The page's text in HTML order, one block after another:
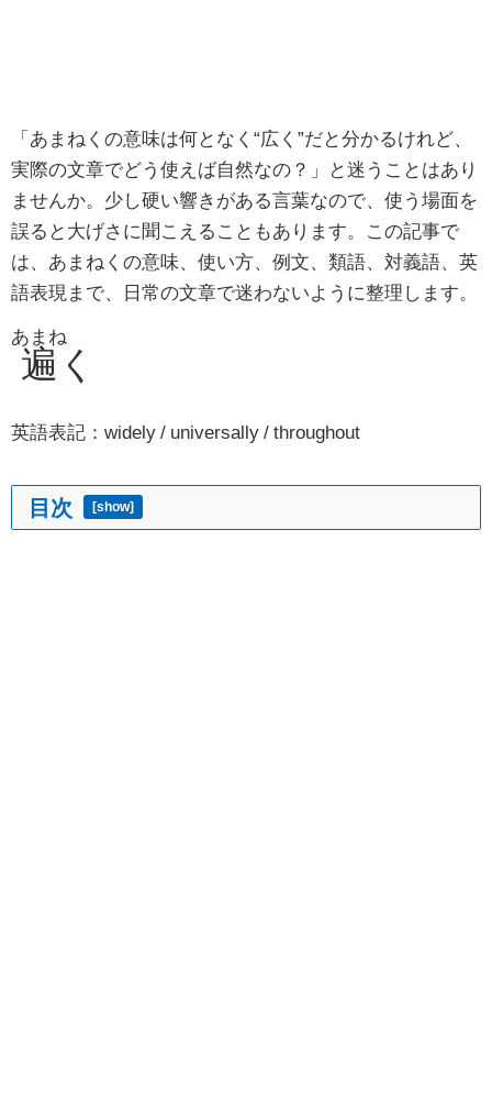
「あまねくの意味は何となく“広く”だと分かるけれど、
実際の文章でどう使えば自然なの？」と迷うことはあり
ませんか。少し硬い響きがある言葉なので、使う場面を
誤ると大げさに聞こえることもあります。この記事で
は、あまねくの意味、使い方、例文、類語、対義語、英
語表現まで、日常の文章で迷わないように整理します。
遍
あまね
く
英語表記：widely / universally / throughout
目次 [show]